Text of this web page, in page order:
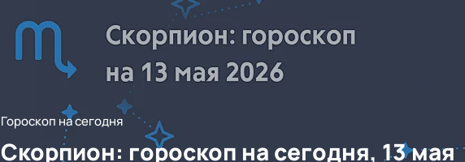
Гороскоп на сегодня
Скорпион: гороскоп на сегодня, 13 мая